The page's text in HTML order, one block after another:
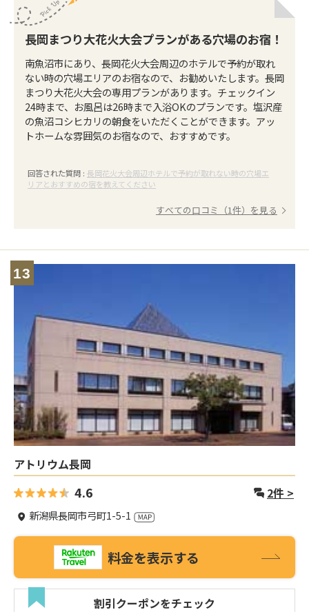
長岡まつり大花火大会プランがある穴場のお宿！
南魚沼市にあり、長岡花火大会周辺のホテルで予約が取れ
ない時の穴場エリアのお宿なので、お勧めいたします。長岡
まつり大花火大会の専用プランがあります。チェックイン
24時まで、お風呂は26時まで入浴OKのプランです。塩沢産
の魚沼コシヒカリの朝食をいただくことができます。アッ
トホームな雰囲気のお宿なので、おすすめです。
回答された質問 : 長岡花火大会周辺ホテルで予約が取れない時の穴場エ
リアとおすすめの宿を教えてください
すべての口コミ（1件）を見る
13
アトリウム長岡
4.6 2件 >
新潟県長岡市弓町1-5-1
料金を表示する
割引クーポンをチェック